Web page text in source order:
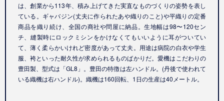
は、創業から113年、積み上げてきた実直なものづくりの姿勢を表し
ている。ギャバジン(丈夫に作られたあや織りのこと)や平織りの定番
商品を織り続け、全国の商社や問屋に納品。生地幅は98〜120セン
チ、縫製時にロックミシンをかけなくてもいいように耳がついてい
て、薄く柔らかいけれど密度があって丈夫。用途は病院の白衣や学生
服、袴といった耐久性が求められるものばかりだ。愛機はこだわりの
豊田製、型式は「GL8」。豊田の特徴は左ハンドル。(丹後で使われて
いる織機は右ハンドル)。織機は160回転、1日の生産は40メートル。